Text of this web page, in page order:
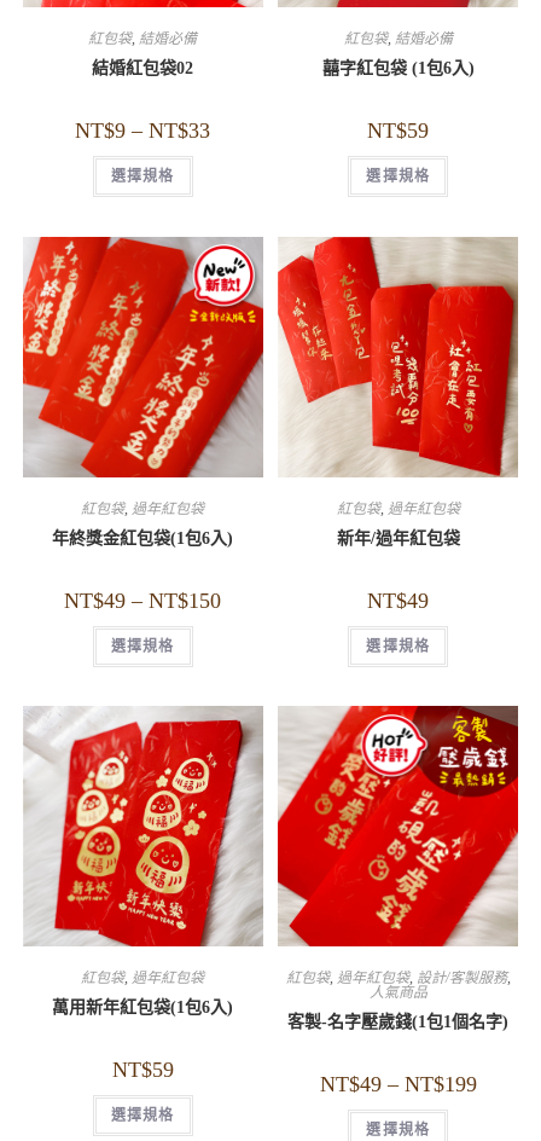
紅包袋, 結婚必備
結婚紅包袋02
NT$9 –NT$33
選擇規格
紅包袋, 結婚必備
囍字紅包袋 (1包6入)
NT$59
選擇規格
紅包袋, 過年紅包袋
年終獎金紅包袋(1包6入)
NT$49 –NT$150
選擇規格
紅包袋, 過年紅包袋
新年/過年紅包袋
NT$49
選擇規格
紅包袋, 過年紅包袋
萬用新年紅包袋(1包6入)
NT$59
選擇規格
紅包袋, 過年紅包袋, 設計/客製服務,
人氣商品
客製-名字壓歲錢(1包1個名字)
NT$49– NT$199
選擇規格